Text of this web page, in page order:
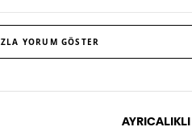
YORUM GÖSTER